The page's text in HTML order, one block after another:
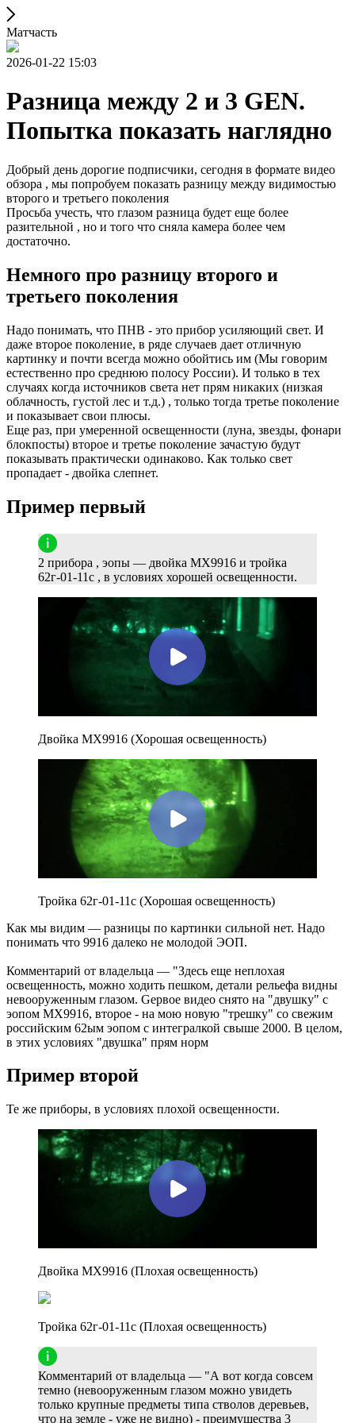
Матчасть
2026-01-22 15:03
Разница между 2 и 3 GEN.
Попытка показать наглядно
Добрый день дорогие подписчики, сегодня в формате видео
обзора , мы попробуем показать разницу между видимостью
второго и третьего поколения
Просьба учесть, что глазом разница будет еще более
разительной , но и того что сняла камера более чем
достаточно.
Немного про разницу второго и
третьего поколения
Надо понимать, что ПНВ - это прибор усиляющий свет. И
даже второе поколение, в ряде случаев дает отличную
картинку и почти всегда можно обойтись им (Мы говорим
естественно про среднюю полосу России). И только в тех
случаях когда источников света нет прям никаких (низкая
облачность, густой лес и т.д.) , только тогда третье поколение
и показывает свои плюсы.
Еще раз, при умеренной освещенности (луна, звезды, фонари
блокпосты) второе и третье поколение зачастую будут
показывать практически одинаково. Как только свет
пропадает - двойка слепнет.
Пример первый
2 прибора , эопы — двойка MX9916 и тройка
62г-01-11с , в условиях хорошей освещенности.
Двойка MX9916 (Хорошая освещенность)
Тройка 62г-01-11с (Хорошая освещенность)
Как мы видим — разницы по картинки сильной нет. Надо
понимать что 9916 далеко не молодой ЭОП.
Комментарий от владельца — "Здесь еще неплохая
освещенность, можно ходить пешком, детали рельефа видны
невооруженным глазом. Gервое видео снято на "двушку" с
эопом МХ9916, второе - на мою новую "трешку" со свежим
российским 62ым эопом с интегралкой свыше 2000. В целом,
в этих условиях "двушка" прям норм
Пример второй
Те же приборы, в условиях плохой освещенности.
Двойка MX9916 (Плохая освещенность)
Тройка 62г-01-11с (Плохая освещенность)
Комментарий от владельца — "А вот когда совсем
темно (невооруженным глазом можно увидеть
только крупные предметы типа стволов деревьев,
что на земле - уже не видно) - преимущества 3